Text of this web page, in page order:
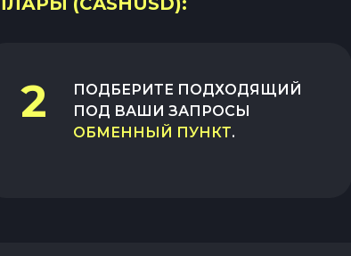
2
ПОДБЕРИТЕ ПОДХОДЯЩИЙ
ПОД ВАШИ ЗАПРОСЫ
ОБМЕННЫЙ ПУНКТ.